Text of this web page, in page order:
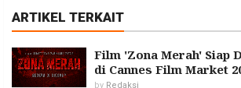
ARTIKEL TERKAIT
Film 'Zona Merah' Siap
di Cannes Film Market
by Redaksi